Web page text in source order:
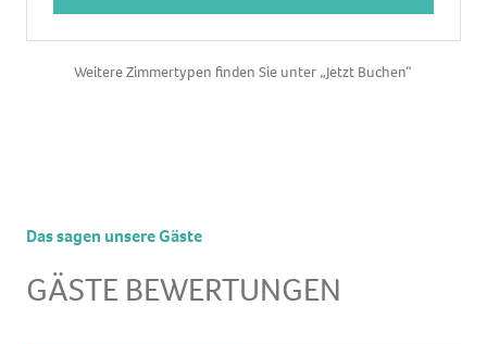
Weitere Zimmertypen finden Sie unter „Jetzt Buchen“
Das sagen unsere Gäste
GÄSTE BEWERTUNGEN